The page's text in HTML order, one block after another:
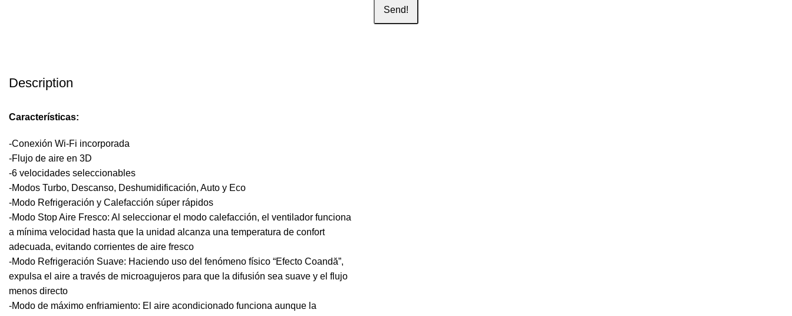
Send!
Description
Características:
-Conexión Wi-Fi incorporada
-Flujo de aire en 3D
-6 velocidades seleccionables
-Modos Turbo, Descanso, Deshumidificación, Auto y Eco
-Modo Refrigeración y Calefacción súper rápidos
-Modo Stop Aire Fresco: Al seleccionar el modo calefacción, el ventilador funciona
a mínima velocidad hasta que la unidad alcanza una temperatura de confort
adecuada, evitando corrientes de aire fresco
-Modo Refrigeración Suave: Haciendo uso del fenómeno físico “Efecto Coandă”,
expulsa el aire a través de microagujeros para que la difusión sea suave y el flujo
menos directo
-Modo de máximo enfriamiento: El aire acondicionado funciona aunque la